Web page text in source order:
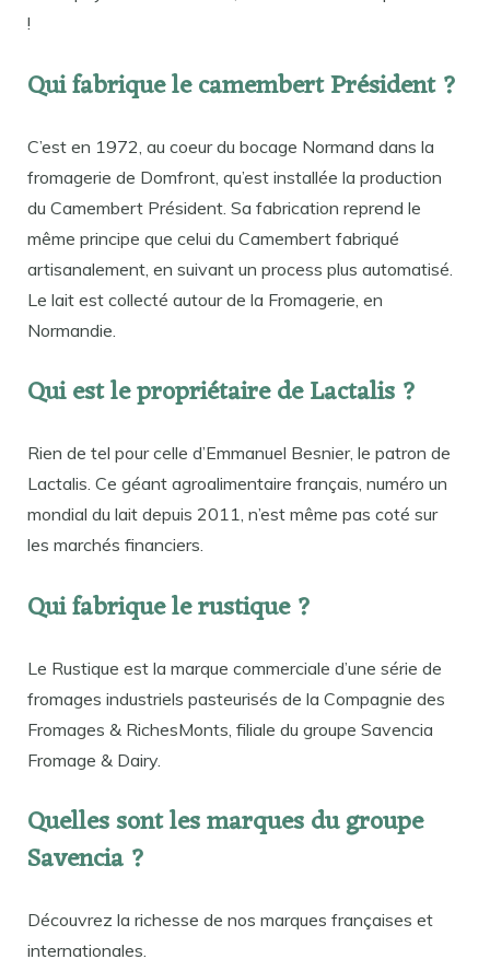
!
Qui fabrique le camembert Président ?
C’est en 1972, au coeur du bocage Normand dans la
fromagerie de Domfront, qu’est installée la production
du Camembert Président. Sa fabrication reprend le
même principe que celui du Camembert fabriqué
artisanalement, en suivant un process plus automatisé.
Le lait est collecté autour de la Fromagerie, en
Normandie.
Qui est le propriétaire de Lactalis ?
Rien de tel pour celle d’Emmanuel Besnier, le patron de
Lactalis. Ce géant agroalimentaire français, numéro un
mondial du lait depuis 2011, n’est même pas coté sur
les marchés financiers.
Qui fabrique le rustique ?
Le Rustique est la marque commerciale d’une série de
fromages industriels pasteurisés de la Compagnie des
Fromages & RichesMonts, filiale du groupe Savencia
Fromage & Dairy.
Quelles sont les marques du groupe
Savencia ?
Découvrez la richesse de nos marques françaises et
internationales.